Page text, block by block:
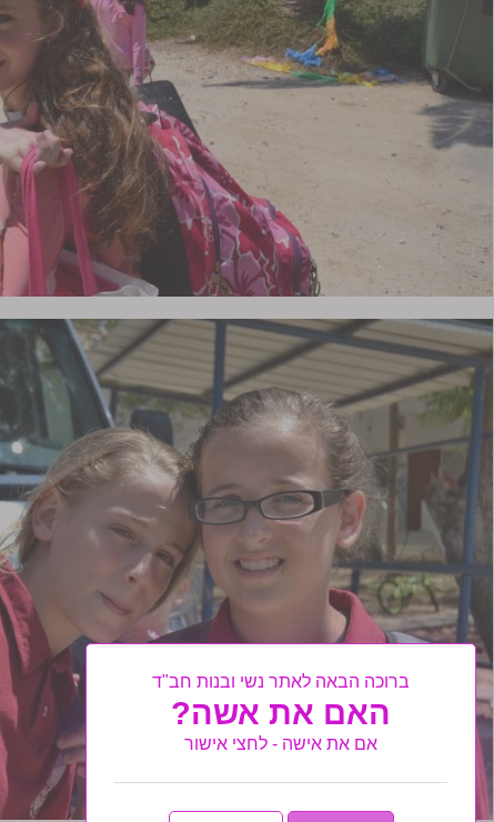
ברוכה הבאה לאתר נשי ובנות חב"ד
האם את אשה?
אם את אישה - לחצי אישור